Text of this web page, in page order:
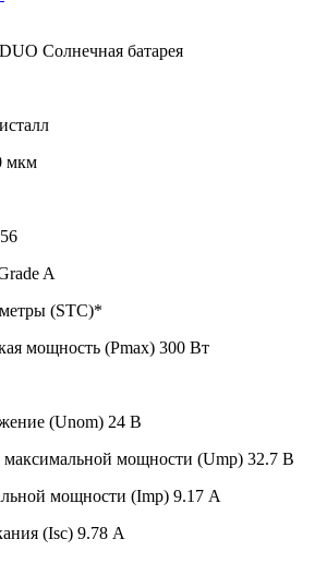
Солнечная батарея
мкм
A
(STC)*
мощность (Pmax) 300 Вт
(Unom) 24 В
максимальной мощности (Ump) 32.7 В
мощности (Imp) 9.17 А
(Isc) 9.78 А